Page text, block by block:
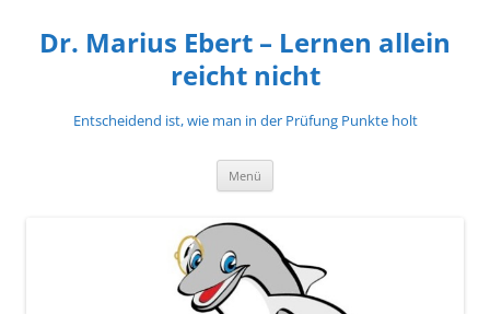
springen
Dr. Marius Ebert – Lernen allein
reicht nicht
Entscheidend ist, wie man in der Prüfung Punkte holt
Menü